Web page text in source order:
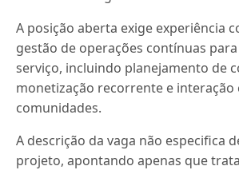
A posição aberta exige experiência
gestão de operações contínuas
serviço, incluindo planejamento de
monetização recorrente e interação
comunidades.
A descrição da vaga não especifica
projeto, apontando apenas que